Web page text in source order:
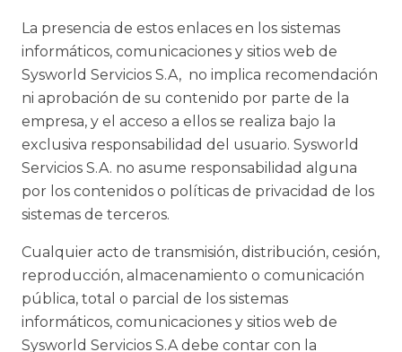
La presencia de estos enlaces en los sistemas
informáticos, comunicaciones y sitios web de
Sysworld Servicios S.A, no implica recomendación
ni aprobación de su contenido por parte de la
empresa, y el acceso a ellos se realiza bajo la
exclusiva responsabilidad del usuario. Sysworld
Servicios S.A. no asume responsabilidad alguna
por los contenidos o políticas de privacidad de los
sistemas de terceros.
Cualquier acto de transmisión, distribución, cesión,
reproducción, almacenamiento o comunicación
pública, total o parcial de los sistemas
informáticos, comunicaciones y sitios web de
Sysworld Servicios S.A debe contar con la